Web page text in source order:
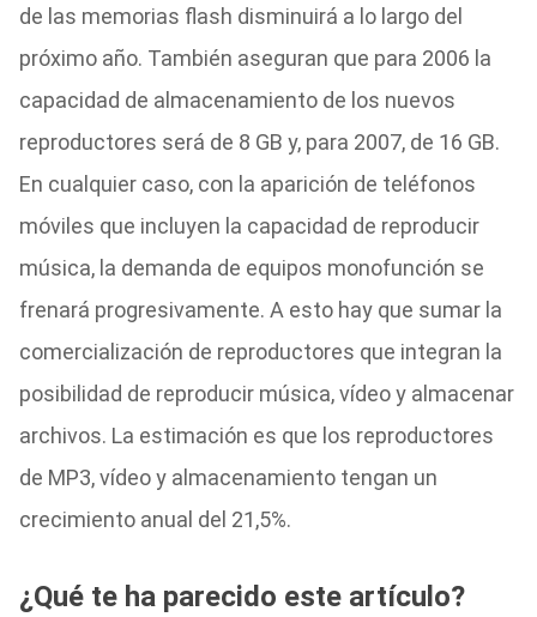
de las memorias flash disminuirá a lo largo del
próximo año. También aseguran que para 2006 la
capacidad de almacenamiento de los nuevos
reproductores será de 8 GB y, para 2007, de 16 GB.
En cualquier caso, con la aparición de teléfonos
móviles que incluyen la capacidad de reproducir
música, la demanda de equipos monofunción se
frenará progresivamente. A esto hay que sumar la
comercialización de reproductores que integran la
posibilidad de reproducir música, vídeo y almacenar
archivos. La estimación es que los reproductores
de MP3, vídeo y almacenamiento tengan un
crecimiento anual del 21,5%.
¿Qué te ha parecido este artículo?